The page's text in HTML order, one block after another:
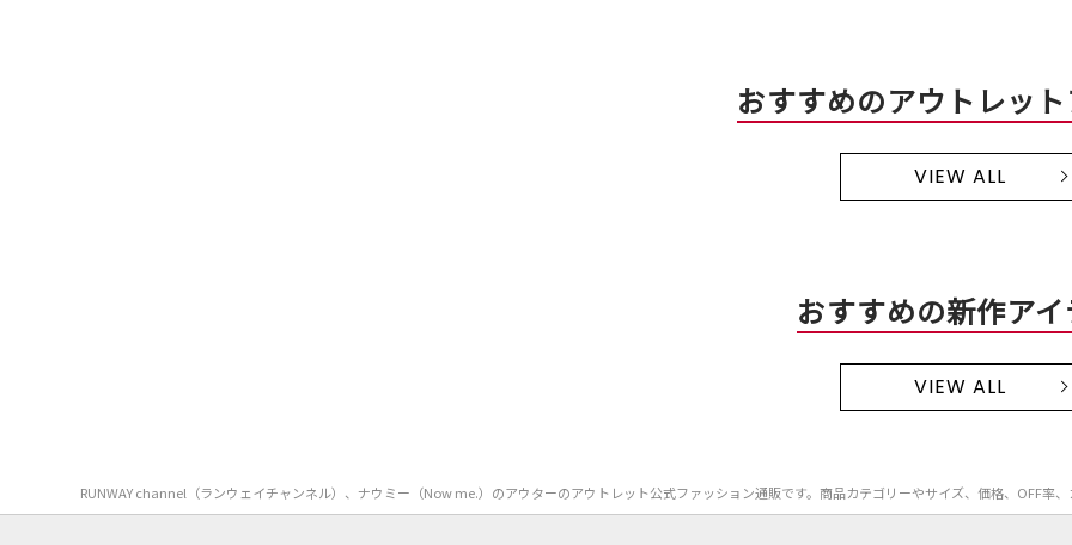
おすすめのアウトレッ
VIEW ALL
おすすめの新作ア
VIEW ALL
RUNWAY channel（ランウェイチャンネル）、ナウミー（Now me.）のアウターのアウトレット公式ファッション通販です。商品カテゴリーやサイズ、価格、OFF率